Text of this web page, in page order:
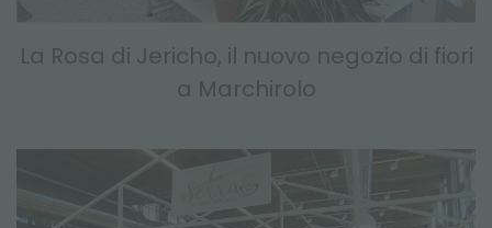
La Rosa di Jericho, il nuovo negozio di fiori
a Marchirolo